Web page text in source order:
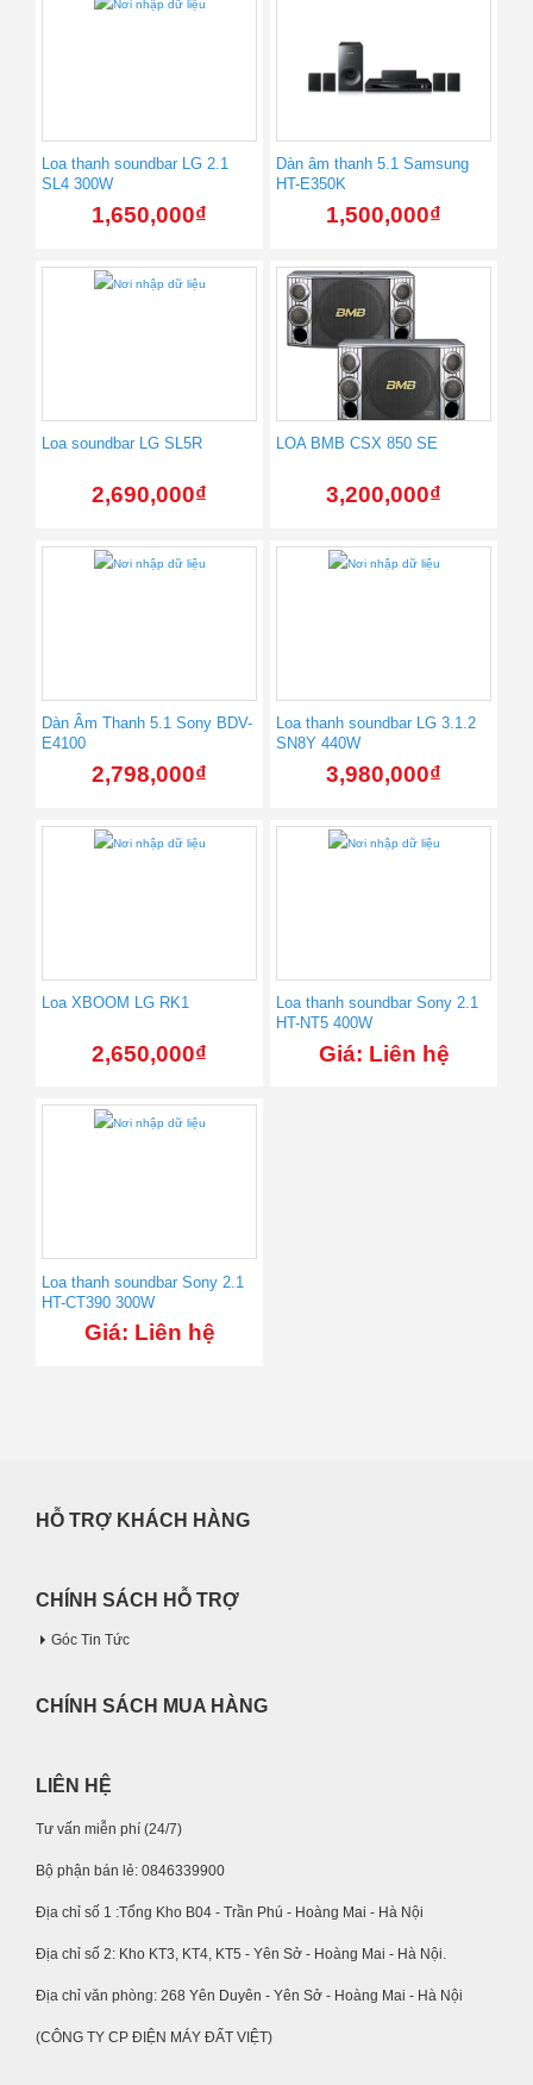
Loa thanh soundbar LG 2.1
SL4 300W
1,650,000₫
Dàn âm thanh 5.1 Samsung
HT-E350K
1,500,000₫
Loa soundbar LG SL5R
2,690,000₫
LOA BMB CSX 850 SE
3,200,000₫
Dàn Âm Thanh 5.1 Sony BDV-
E4100
2,798,000₫
Loa thanh soundbar LG 3.1.2
SN8Y 440W
3,980,000₫
Loa XBOOM LG RK1
2,650,000₫
Loa thanh soundbar Sony 2.1
HT-NT5 400W
Giá: Liên hệ
Loa thanh soundbar Sony 2.1
HT-CT390 300W
Giá: Liên hệ
HỖ TRỢ KHÁCH HÀNG
CHÍNH SÁCH HỖ TRỢ
Góc Tin Tức
CHÍNH SÁCH MUA HÀNG
LIÊN HỆ
Tư vấn miễn phí (24/7)
Bộ phận bán lẻ: 0846339900
Địa chỉ số 1 :Tổng Kho B04 - Trần Phú - Hoàng Mai - Hà Nội
Địa chỉ số 2: Kho KT3, KT4, KT5 - Yên Sở - Hoàng Mai - Hà Nội.
Địa chỉ văn phòng: 268 Yên Duyên - Yên Sở - Hoàng Mai - Hà Nội
(CÔNG TY CP ĐIỆN MÁY ĐẤT VIỆT)